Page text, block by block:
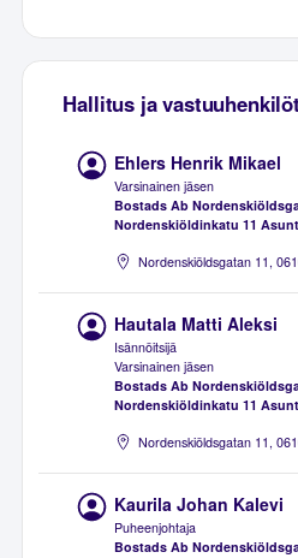
Hallitus ja
Ehlers Henrik Mikael
Varsinainen jäsen
Bostads Ab
Nordenskiöldinkatu 11
Nordenskiöldsgatan 11,
Hautala Matti Aleksi
Isännöitsijä
Varsinainen jäsen
Bostads Ab
Nordenskiöldinkatu 11
Nordenskiöldsgatan 11,
Kaurila Johan Kalevi
Puheenjohtaja
Bostads Ab